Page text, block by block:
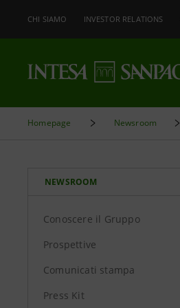
CHI SIAMO INVESTOR RELATIONS
Homepage Newsroom
NEWSROOM
Conoscere il Gruppo
Prospettive
Comunicati stampa
Press Kit